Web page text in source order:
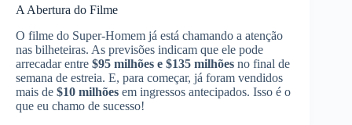
A Abertura do Filme
O filme do Super-Homem já está chamando a atenção
nas bilheteiras. As previsões indicam que ele pode
arrecadar entre $95 milhões e $135 milhões no final de
semana de estreia. E, para começar, já foram vendidos
mais de $10 milhões em ingressos antecipados. Isso é o
que eu chamo de sucesso!